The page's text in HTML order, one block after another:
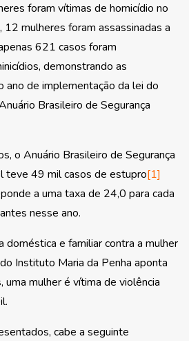
foram vítimas de homicídio no
mulheres foram assassinadas a
621 casos foram
demonstrando as
ano de implementação da lei do
Brasileiro de Segurança
o Anuário Brasileiro de Segurança
teve 49 mil casos de estupro[1]
a uma taxa de 24,0 para cada
nesse ano.
doméstica e familiar contra a mulher
Instituto Maria da Penha aponta
uma mulher é vítima de violência
cabe a seguinte